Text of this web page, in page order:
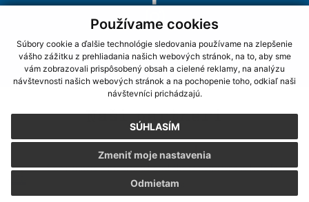
Používame cookies
Súbory cookie a ďalšie technológie sledovania používame na zlepšenie
vášho zážitku z prehliadania našich webových stránok, na to, aby sme
vám zobrazovali prispôsobený obsah a cielené reklamy, na analýzu
návštevnosti našich webových stránok a na pochopenie toho, odkiaľ naši
návštevníci prichádzajú.
SÚHLASÍM
Odmietam
Zmeniť moje nastavenia
Sme partnerom programu Košického samosprávneho kraja Terra
Incognita
webdesign| webex.digital
Naši partneri